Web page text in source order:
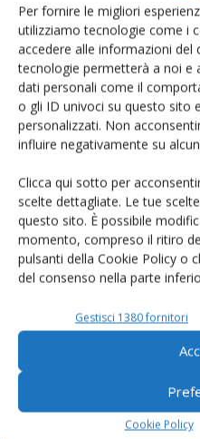
Per fornire le migliori
utilizziamo tecnologie come i
accedere alle informazioni del
tecnologie permetterà a noi e
dati personali come il
o gli ID univoci su questo sito
personalizzati. Non
influire negativamente su
Clicca qui sotto per
scelte dettagliate. Le tue
questo sito. È possibile
momento, compreso il ritiro
pulsanti della Cookie Policy o
del consenso nella parte
Gestisci 1380 fornitori
Cookie Policy
I consigli di Terra
Cerca
Rimani